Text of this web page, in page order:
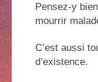
Pensez-y
mourrir
C’est aussi
d’existence.